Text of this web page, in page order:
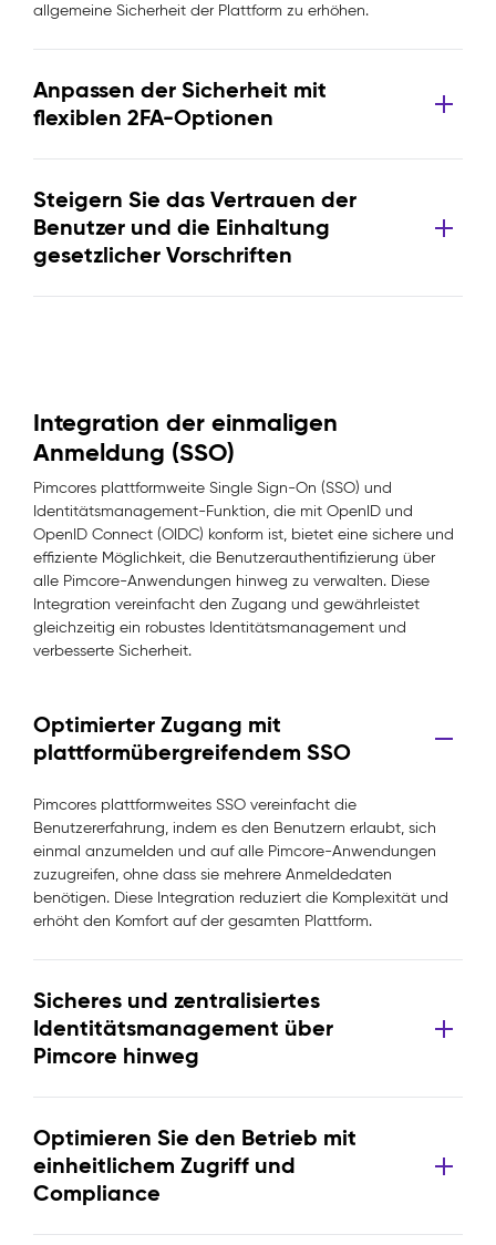
allgemeine Sicherheit der Plattform zu erhöhen.
Anpassen der Sicherheit mit
flexiblen 2FA-Optionen
Steigern Sie das Vertrauen der
Benutzer und die Einhaltung
gesetzlicher Vorschriften
Integration der einmaligen
Anmeldung (SSO)
Pimcores plattformweite Single Sign-On (SSO) und
Identitätsmanagement-Funktion, die mit OpenID und
OpenID Connect (OIDC) konform ist, bietet eine sichere und
effiziente Möglichkeit, die Benutzerauthentifizierung über
alle Pimcore-Anwendungen hinweg zu verwalten. Diese
Integration vereinfacht den Zugang und gewährleistet
gleichzeitig ein robustes Identitätsmanagement und
verbesserte Sicherheit.
Optimierter Zugang mit
plattformübergreifendem SSO
Pimcores plattformweites SSO vereinfacht die
Benutzererfahrung, indem es den Benutzern erlaubt, sich
einmal anzumelden und auf alle Pimcore-Anwendungen
zuzugreifen, ohne dass sie mehrere Anmeldedaten
benötigen. Diese Integration reduziert die Komplexität und
erhöht den Komfort auf der gesamten Plattform.
Sicheres und zentralisiertes
Identitätsmanagement über
Pimcore hinweg
Optimieren Sie den Betrieb mit
einheitlichem Zugriff und
Compliance